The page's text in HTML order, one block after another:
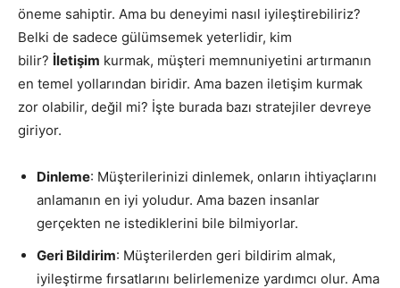
öneme sahiptir. Ama bu deneyimi nasıl iyileştirebiliriz?
Belki de sadece gülümsemek yeterlidir, kim
bilir? İletişim kurmak, müşteri memnuniyetini artırmanın
en temel yollarından biridir. Ama bazen iletişim kurmak
zor olabilir, değil mi? İşte burada bazı stratejiler devreye
giriyor.
Dinleme: Müşterilerinizi dinlemek, onların ihtiyaçlarını
anlamanın en iyi yoludur. Ama bazen insanlar
gerçekten ne istediklerini bile bilmiyorlar.
Geri Bildirim: Müşterilerden geri bildirim almak,
iyileştirme fırsatlarını belirlemenize yardımcı olur. Ama